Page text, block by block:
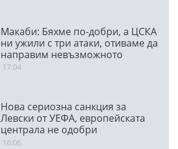
Макаби: Бяхме по-добри, а ЦСКА
ни ужили с три атаки, отиваме да
направим невъзможното
17:04
Нова сериозна санкция за
Левски от УЕФА, европейската
централа не одобри
транспарант
16:06